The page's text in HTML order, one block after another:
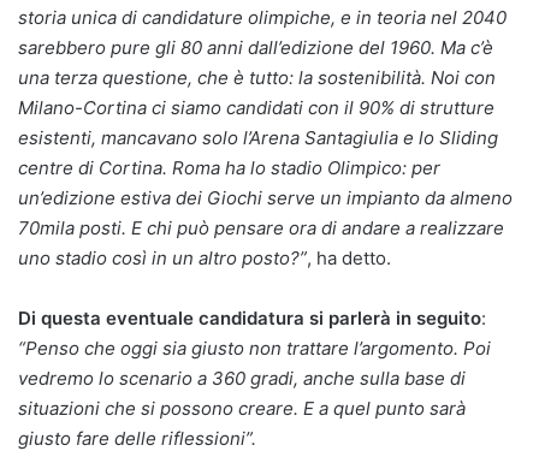
storia unica di candidature olimpiche, e in teoria nel 2040
sarebbero pure gli 80 anni dall’edizione del 1960. Ma c’è
una terza questione, che è tutto: la sostenibilità. Noi con
Milano-Cortina ci siamo candidati con il 90% di strutture
esistenti, mancavano solo l’Arena Santagiulia e lo Sliding
centre di Cortina. Roma ha lo stadio Olimpico: per
un’edizione estiva dei Giochi serve un impianto da almeno
70mila posti. E chi può pensare ora di andare a realizzare
uno stadio così in un altro posto?”, ha detto.
Di questa eventuale candidatura si parlerà in seguito:
“Penso che oggi sia giusto non trattare l’argomento. Poi
vedremo lo scenario a 360 gradi, anche sulla base di
situazioni che si possono creare. E a quel punto sarà
giusto fare delle riflessioni”.